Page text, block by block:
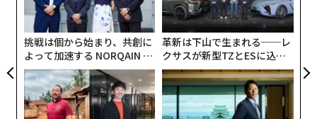
挑戦は個から始まり、共創に
よって加速する NORQAIN JA
PAN 特別座談会
革新は下山で生まれる──レ
クサスが新型TZとESに込め
た「DISCOVER」の哲学